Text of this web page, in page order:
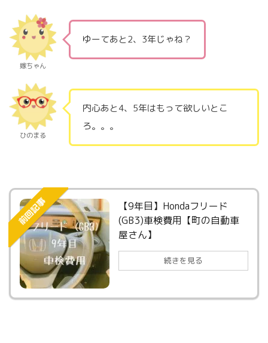
嫁ちゃん
ゆーてあと2、3年じゃね？
ひのまる
内心あと4、5年はもって欲しいとこ
ろ。。。
前回記事
【9年目】Hondaフリード
(GB3)車検費用【町の自動車
屋さん】
続きを見る